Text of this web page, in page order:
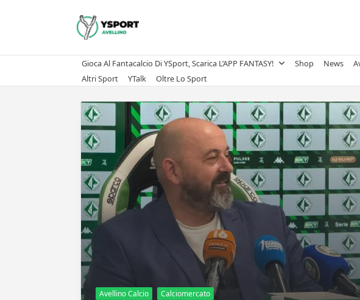
Gioca Al Fantacalcio Di YSport, Scarica L’APP FANTASY! Shop News
Altri Sport
YTalk Oltre Lo Sport
Avellino Calcio Calciomercato